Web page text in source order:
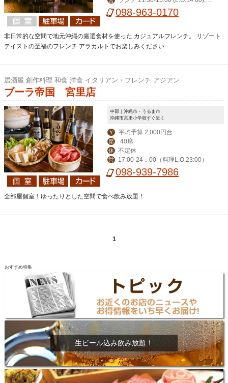
ィナー 17:30-23:00 (L.O.21:00)
098-963-0170
非日常的な空間で地元沖縄の厳選食材を使った カジュアルフレンチ。 リゾート
テイストの至福のフレンチ アラカルトでお楽しみください
居酒屋 創作料理 和食 洋食 イタリアン・フレンチ アジアン
ブーラ帝国 宮里店
中部｜沖縄市・うるま市
沖縄市宮里小学校すぐ近く
￥ 平均予算 2,000円台
席 40席
休 不定休
営 17:00-24：00（料理L.O.23:00）
098-939-7986
全部屋個室！ゆったりとした空間で食べ飲み放題！
1
おすすめ特集
生ビール込み飲み放題！